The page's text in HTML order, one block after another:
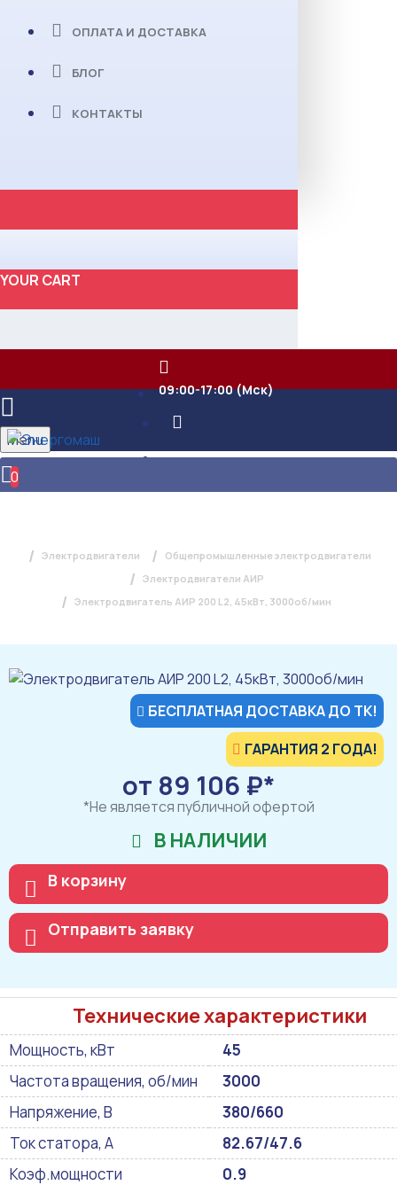
ОПЛАТА И ДОСТАВКА
БЛОГ
КОНТАКТЫ
YOUR CART
09:00-17:00 (Мск)
Menu
0
Электродвигатели
Общепромышленные электродвигатели
Электродвигатели АИР
Электродвигатель АИР 200 L2, 45кВт, 3000об/мин
БЕСПЛАТНАЯ ДОСТАВКА ДО ТК!
ГАРАНТИЯ 2 ГОДА!
от 89 106 ₽*
*Не является публичной офертой
В НАЛИЧИИ
В корзину
Отправить заявку
Технические характеристики
Мощность, кВт
45
Частота вращения, об/мин
3000
Напряжение, В
380/660
Ток статора, А
82.67/47.6
Коэф.мощности
0.9